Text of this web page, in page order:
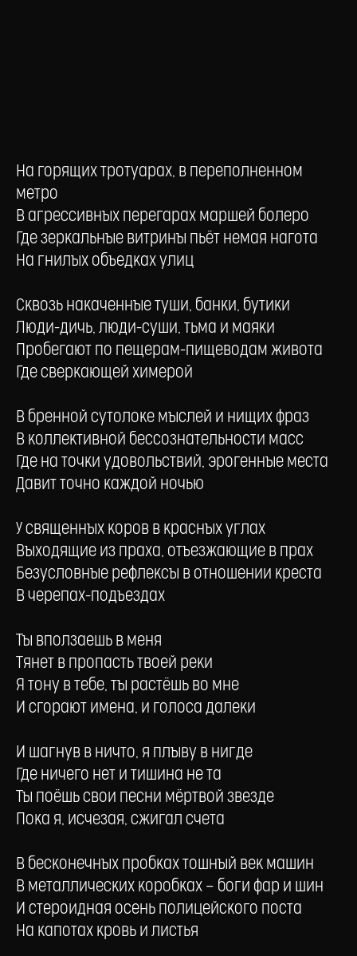
На горящих тротуарах, в переполненном
метро
В агрессивных перегарах маршей болеро
Где зеркальные витрины пьёт немая нагота
На гнилых объедках улиц
Сквозь накаченные туши, банки, бутики
Люди-дичь, люди-суши, тьма и маяки
Пробегают по пещерам-пищеводам живота
Где сверкающей химерой
В бренной сутолоке мыслей и нищих фраз
В коллективной бессознательности масс
Где на точки удовольствий, эрогенные места
Давит точно каждой ночью
У священных коров в красных углах
Выходящие из праха, отъезжающие в прах
Безусловные рефлексы в отношении креста
В черепах-подъездах
Ты вползаешь в меня
Тянет в пропасть твоей реки
Я тону в тебе, ты растёшь во мне
И сгорают имена, и голоса далеки
И шагнув в ничто, я плыву в нигде
Где ничего нет и тишина не та
Ты поёшь свои песни мёртвой звезде
Пока я, исчезая, сжигал счета
В бесконечных пробках тошный век машин
В металлических коробках — боги фар и шин
И стероидная осень полицейского поста
На капотах кровь и листья